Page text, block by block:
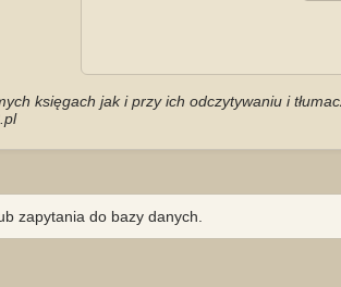
księgach jak i przy ich odczytywaniu i
zapytania do bazy danych.